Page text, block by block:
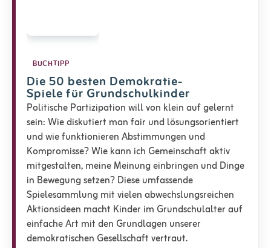
BUCHTIPP
Die 50 besten Demokratie-
Spiele für Grundschulkinder
Politische Partizipation will von klein auf gelernt
sein: Wie diskutiert man fair und lösungsorientiert
und wie funktionieren Abstimmungen und
Kompromisse? Wie kann ich Gemeinschaft aktiv
mitgestalten, meine Meinung einbringen und Dinge
in Bewegung setzen? Diese umfassende
Spielesammlung mit vielen abwechslungsreichen
Aktionsideen macht Kinder im Grundschulalter auf
einfache Art mit den Grundlagen unserer
demokratischen Gesellschaft vertraut.